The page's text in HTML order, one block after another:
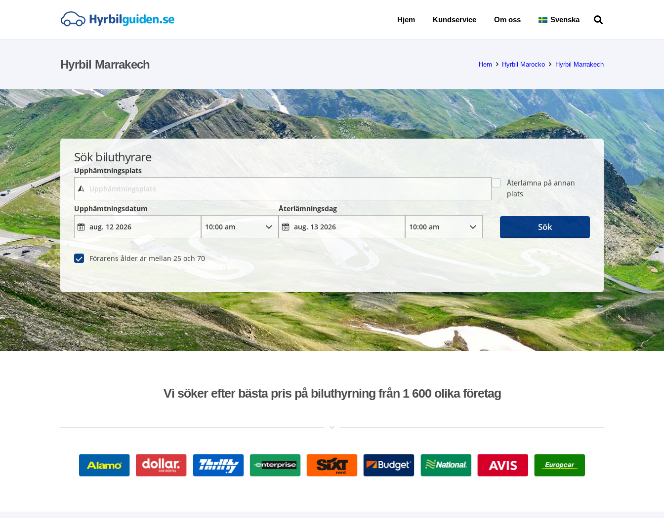
Hjem Kundservice Om oss Svenska
Hyrbil Marrakech Hem Hyrbil Marocko Hyrbil Marrakech
Sök biluthyrare
Upphämtningsplats
Återlämna på annan
plats
Upphämtningsdatum
Återlämningsdag
Förarens ålder är mellan 25 och 70
Sök
Vi söker efter bästa pris på biluthyrning från 1 600 olika företag